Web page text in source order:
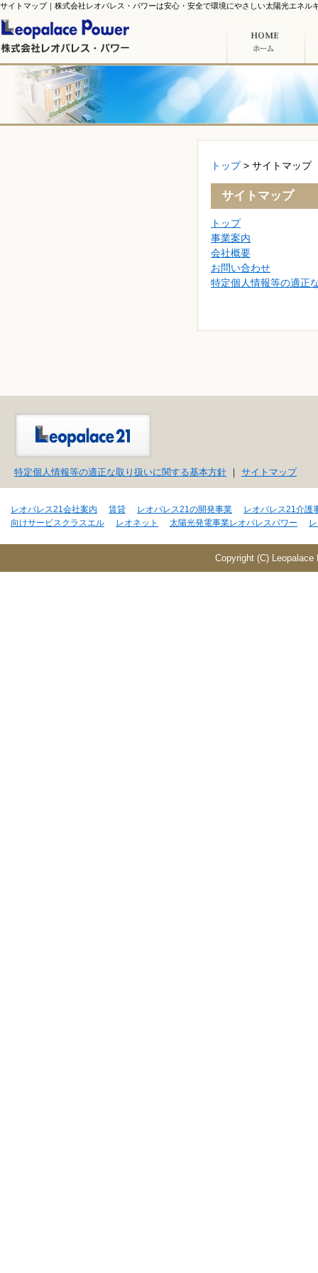
サイトマップ｜株式会社レオパレス・パワーは安心・安全で環境にやさしい太陽光エネル
トップ サイトマップ
サイトマップ
トップ
事業案内
会社概要
お問い合わせ
特定個人情報等の適正
特定個人情報等の適正な取り扱いに関する基本方針 ｜ サイトマップ
レオパレス21会社案内 賃貸 レオパレス21の開発事業
レオパレス21介護
向けサービスクラスエル
レオネット 太陽光発電事業レオパレスパワー
Copyright (C)